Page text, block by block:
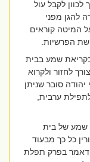
לקבל עול
מפני
קוראים
הפרשיות.
שמע בבית
לחזור ולקרוא
סובר שניתן
ערבית,
של בית
כל כך מבעוד
בפרק תפלת